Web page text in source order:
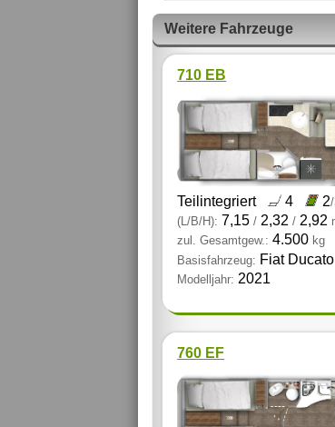
Weitere Fahrzeuge
710 EB
Teilintegriert 4 2
(L/B/H): 7,15/ 2,32/ 2,92
zul. Gesamtgew.: 4.500 kg
Basisfahrzeug: Fiat Ducato
Modelljahr: 2021
760 EF